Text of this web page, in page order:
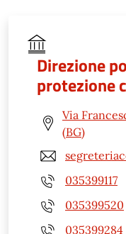
Direzione
protezione
Via
(BG)
035399117
035399520
035399284